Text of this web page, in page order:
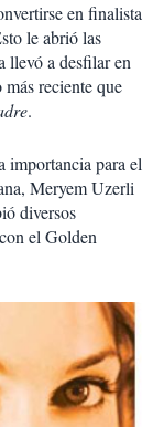
en finalista
le abrió las
llevó a desfilar en
reciente que
.
importancia para el
Meryem Uzerli
diversos
el Golden